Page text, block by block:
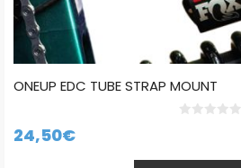
ONEUP EDC TUBE STRAP MOUNT
5
24,50€